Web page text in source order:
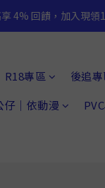
4% 回饋，加入現領
R18專區 後追專
仔｜依動漫